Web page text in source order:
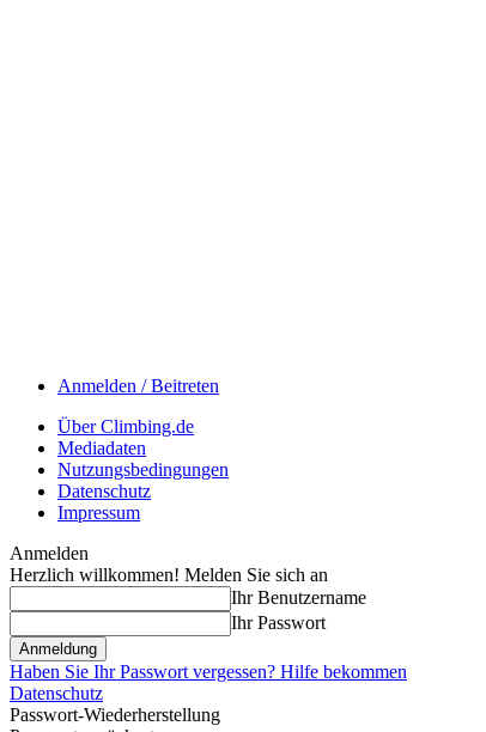
Anmelden / Beitreten
Über Climbing.de
Mediadaten
Nutzungsbedingungen
Datenschutz
Impressum
Anmelden
Herzlich willkommen! Melden Sie sich an
Ihr Benutzername
Ihr Passwort
Haben Sie Ihr Passwort vergessen? Hilfe bekommen
Datenschutz
Passwort-Wiederherstellung